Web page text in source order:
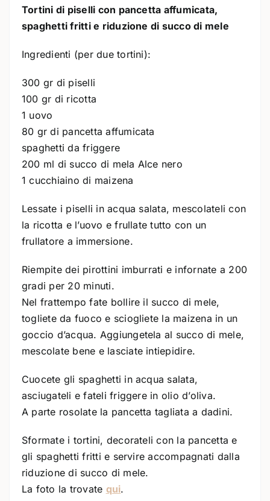
Tortini di piselli con pancetta affumicata,
spaghetti fritti e riduzione di succo di mele
Ingredienti (per due tortini):
300 gr di piselli
100 gr di ricotta
1 uovo
80 gr di pancetta affumicata
spaghetti da friggere
200 ml di succo di mela Alce nero
1 cucchiaino di maizena
Lessate i piselli in acqua salata, mescolateli con
la ricotta e l’uovo e frullate tutto con un
frullatore a immersione.
Riempite dei pirottini imburrati e infornate a 200
gradi per 20 minuti.
Nel frattempo fate bollire il succo di mele,
togliete da fuoco e sciogliete la maizena in un
goccio d’acqua. Aggiungetela al succo di mele,
mescolate bene e lasciate intiepidire.
Cuocete gli spaghetti in acqua salata,
asciugateli e fateli friggere in olio d’oliva.
A parte rosolate la pancetta tagliata a dadini.
Sformate i tortini, decorateli con la pancetta e
gli spaghetti fritti e servire accompagnati dalla
riduzione di succo di mele.
La foto la trovate qui.